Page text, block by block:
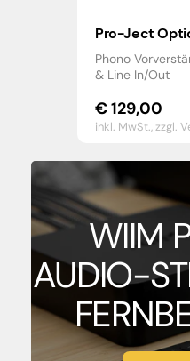
Pro-Ject
Phono
& Line In/Out
€129,00
inkl. MwSt.,zzgl.
WIIM
AUDIO-